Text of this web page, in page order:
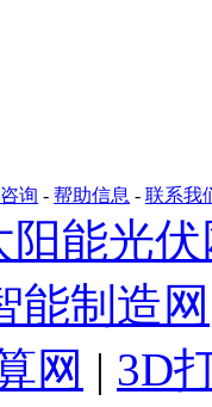
询 - 帮助信息 - 联系我
阳能光伏
能制造网
网 | 3D